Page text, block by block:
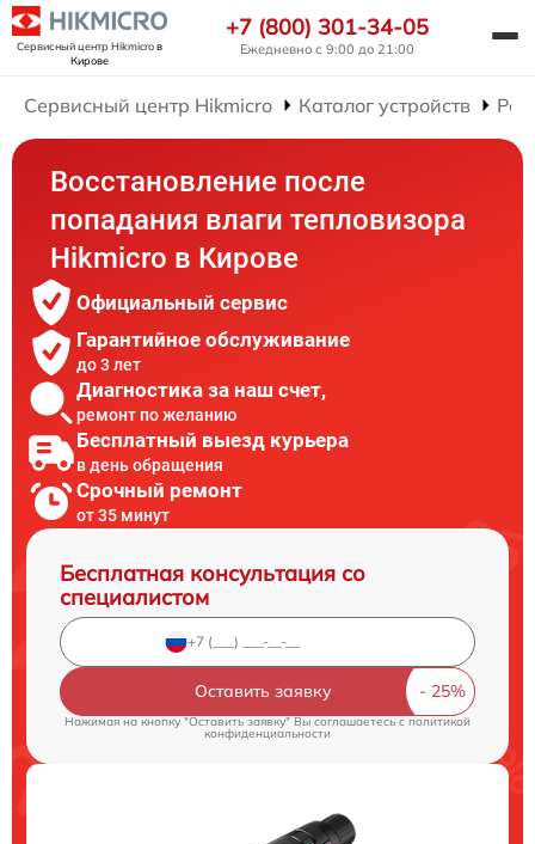
Сервисный центр Hikmicroв
Кирове
+7 (800) 301-34-05
Ежедневно с 9:00 до 21:00
Сервисный центр Hikmicro Каталог устройств
Восстановление после
попадания влаги тепловизора
Hikmicro в Кирове
Официальный сервис
Гарантийное обслуживание
до 3 лет
Диагностика за наш счет,
ремонт по желанию
Бесплатный выезд курьера
в день обращения
Срочный ремонт
от 35 минут
Бесплатная консультация со
специалистом
Оставить заявку
Нажимая на кнопку "Оставить заявку" Вы соглашаетесь cполитикой
конфиденциальности